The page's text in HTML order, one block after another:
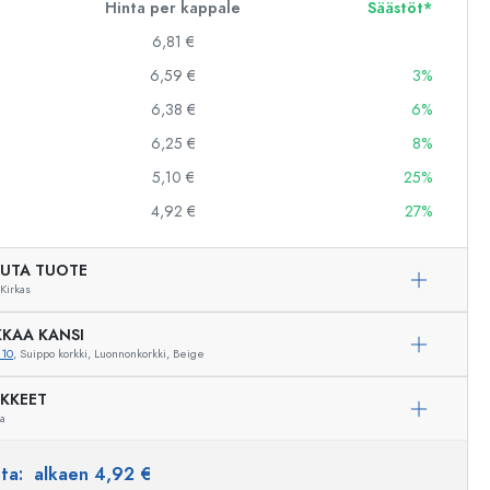
Hinta per kappale
Säästöt*
6,81 €
6,59 €
3%
6,38 €
6%
6,25 €
8%
5,10 €
25%
4,92 € 27%
TUOTE
Kirkas
KANSI
, Suippo korkki, Luonnonkorkki, Beige
alkaen 4,92 €